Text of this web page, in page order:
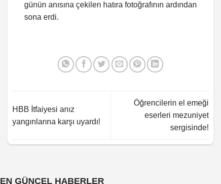
günün anısına çekilen hatıra fotoğrafının ardından
sona erdi.
HBB İtfaiyesi anız
yangınlarına karşı uyardı!
Öğrencilerin el emeği
eserleri mezuniyet
sergisinde!
EN GÜNCEL HABERLER